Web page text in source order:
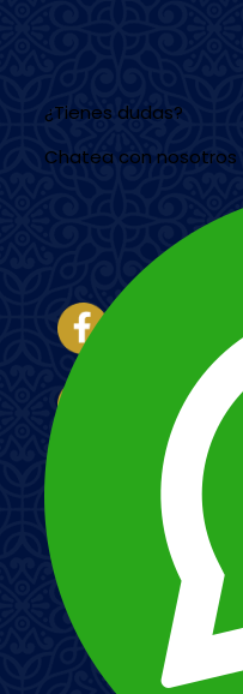
¿Tienes dudas?
Chatea con nosotros